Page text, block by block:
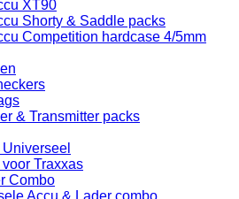
XT90
Shorty & Saddle packs
Competition hardcase 4/5mm
& Transmitter packs
Universeel
voor Traxxas
Combo
Accu & Lader combo